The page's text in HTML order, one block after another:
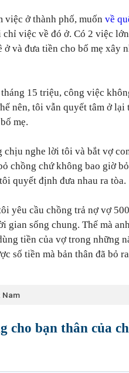
việc ở thành phố, muốn về
việc về đó ở. Có 2 việc
ở và đưa tiền cho bố mẹ xây
15 triệu, công việc
nên, tôi vẫn quyết tâm ở
mẹ.
chịu nghe lời tôi và bắt vợ
chồng chứ không bao giờ
quyết định đưa nhau ra tòa.
yêu cầu chồng trả nợ vợ
gian sống chung. Thế mà
tiền của vợ trong những
số tiền mà bản thân đã bỏ
Nam
cho bạn thân của